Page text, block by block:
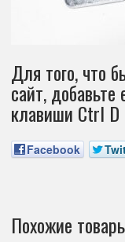
Для того, что
сайт, добавьте
клавиши Ctrl D
Facebook
Похожие